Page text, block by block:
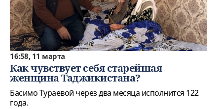
16:58, 11 марта
Как чувствует себя старейшая
женщина Таджикистана?
Басимо Тураевой через два месяца исполнится 122
года.